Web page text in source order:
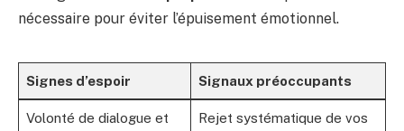
nécessaire pour éviter l’épuisement émotionnel.
Signes d’espoir Signaux préoccupants
Volonté de dialogue et
Rejet systématique de vos